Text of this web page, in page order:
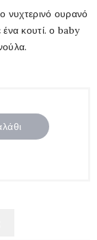
νυχτερινό ουρανό
ένα κουτί. ο baby